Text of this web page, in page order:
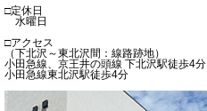
□定休日
水曜日
□アクセス
（下北沢～東北沢間：線路跡地）
小田急線、京王井の頭線 下北沢駅徒歩4分
小田急線東北沢駅徒歩4分